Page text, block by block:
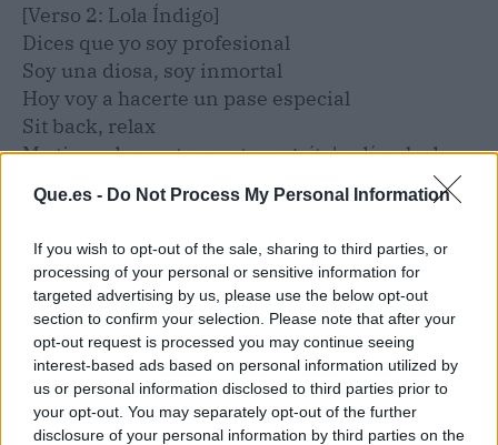
Que.es - Do Not Process My Personal Information
If you wish to opt-out of the sale, sharing to third parties, or
processing of your personal or sensitive information for
targeted advertising by us, please use the below opt-out
section to confirm your selection. Please note that after your
opt-out request is processed you may continue seeing
interest-based ads based on personal information utilized by
us or personal information disclosed to third parties prior to
your opt-out. You may separately opt-out of the further
disclosure of your personal information by third parties on the
[Verso 2: Lola Índigo]
Dices que yo soy profesional
Soy una diosa, soy inmortal
Hoy voy a hacerte un pase especial
Sit back, relax
Me tiene demente, ponte pegaíto' y dímelo de
A mí me gustan todos
Cómo me mira, cómo me toca
Me pasa el humo de boca a boca, lentamente